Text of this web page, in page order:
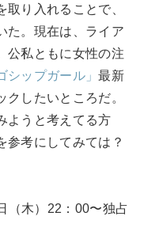
り入れることで、
た。現在は、ライア
公私ともに女性の注
シップガール」最新
したいところだ。
ようと考えてる方
参考にしてみては？
（木）22：00〜独占